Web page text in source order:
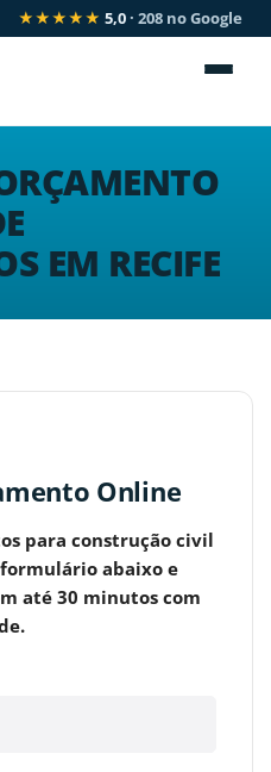
★★★★★ 5,0· 208 no Google
EM RECIFE
Online
para construção civil
formulário abaixo e
até 30 minutos com